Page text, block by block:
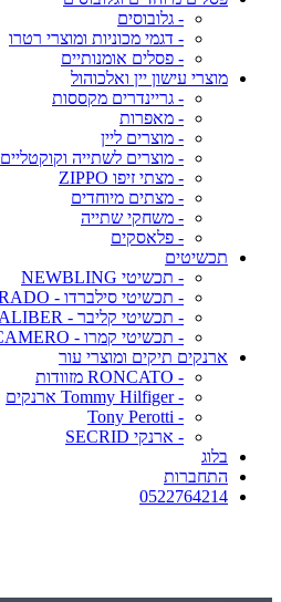
- גלובוסים
- דגמי מכוניות ומוצרי רטרו
- פסלים אומנותיים
מוצרי עישון יין ואלכוהול
- גריינדרים מקססות
- מאפרות
- מוצרים ליין
- מוצרים לשתייה וקוקטליים
- מצתי זיפו ZIPPO
- מצתים מיוחדים
- משחקי שתייה
- פלאסקים
תכשיטים
- תכשיטי NEWBLING
- תכשיטי סילברדו - SILVERADO
- תכשיטי קליבר - KALIBER
- תכשיטי קמרו - CAMERO
ארנקים תיקים ומוצרי עור
- RONCATO מזוודות
- Tommy Hilfiger ארנקים
- Tony Perotti
- ארנקי SECRID
בלוג
התחברות
0522764214